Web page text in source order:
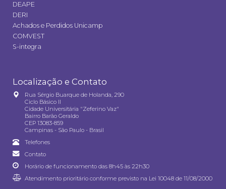
DEAPE
DERI
Achados e Perdidos Unicamp
COMVEST
S-integra
Localização e Contato
Rua Sérgio Buarque de Holanda, 290
Ciclo Básico II
Cidade Universitária "Zeferino Vaz"
Bairro Barão Geraldo
CEP 13083-859
Campinas - São Paulo - Brasil
Telefones
Contato
Horário de funcionamento das 8h45 às 22h30
Atendimento prioritário conforme previsto na Lei 10048 de 11/08/2000